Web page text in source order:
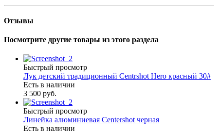
Отзывы
Посмотрите другие товары из этого раздела
Быстрый просмотр
Лук детский традиционный Centrshot Hero красный 30#
Есть в наличии
3 500 руб.
Быстрый просмотр
Линейка алюминиевая Centershot черная
Есть в наличии